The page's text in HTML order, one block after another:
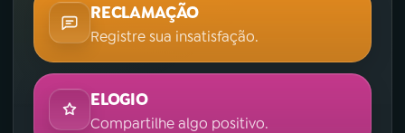
RECLAMAÇÃO
Registre sua insatisfação.
ELOGIO
Compartilhe algo positivo.